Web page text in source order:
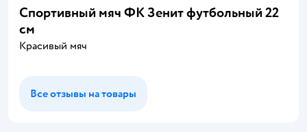
Спортивный мяч ФК Зенит футбольный 22
см
Красивый мяч
Все отзывы на товары